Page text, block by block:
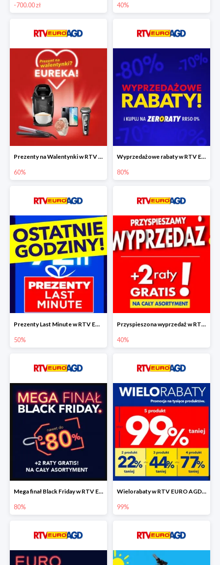
-700.00 zł 40%
Prezenty na Walentynki w RTV EURO AGD do -60%
60%
Wyprzedażowe rabaty w RTV EURO AGD do -80%
80%
Prezenty Last Minute w RTV EURO AGD do -50%
50%
Przyspieszona wyprzedaż w RTV EURO AGD do -40% - gwarancja dostawy przed Świętami
40%
Mega finał Black Friday w RTV EEURO AGD do -80%
80%
Wielorabaty w RTV EURO AGD do -99%
99%